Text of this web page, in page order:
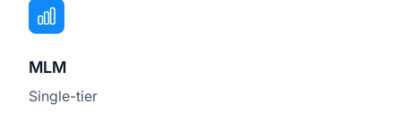
MLM
Single-tier